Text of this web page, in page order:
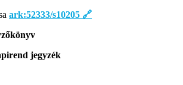
ark:52333/s10205 🔗
jegyzék